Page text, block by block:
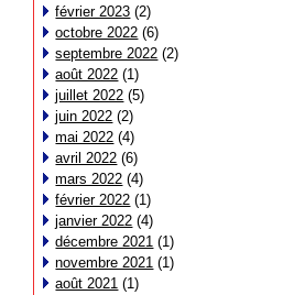
février 2023 (2)
octobre 2022 (6)
septembre 2022 (2)
août 2022 (1)
juillet 2022 (5)
juin 2022 (2)
mai 2022 (4)
avril 2022 (6)
mars 2022 (4)
février 2022 (1)
janvier 2022 (4)
décembre 2021 (1)
novembre 2021 (1)
août 2021 (1)